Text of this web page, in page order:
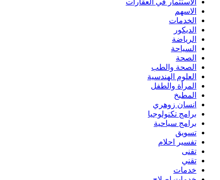
الاستثمار في العقارات
الاسهم
الخدمات
الديكور
الرياضة
السياحة
الصحة
الصحة والطب
العلوم الهندسية
المرأة والطفل
المطبخ
انسان زوهري
برامج تكنولوجيا
برامج سياحية
تسويق
تفسير احلام
تقنى
تقني
خدمات